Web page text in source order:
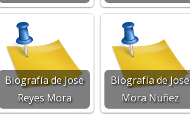
Biografía de Jose
Reyes Mora
Biografía de Jose
Mora Nuñez